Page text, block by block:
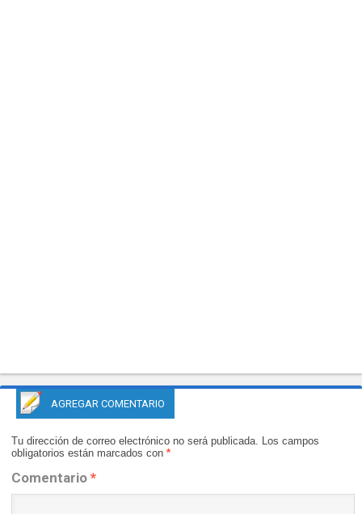
AGREGAR COMENTARIO
Tu dirección de correo electrónico no será publicada. Los campos
obligatorios están marcados con *
Comentario *